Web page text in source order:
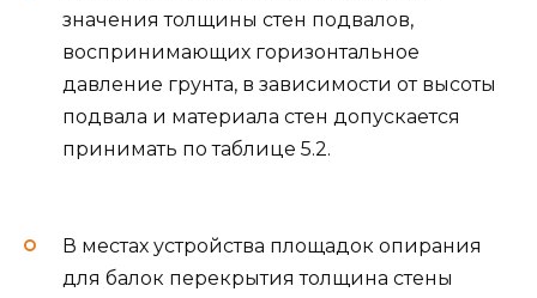
значения толщины стен подвалов,
воспринимающих горизонтальное
давление грунта, в зависимости от высоты
подвала и материала стен допускается
принимать по таблице 5.2.
В местах устройства площадок опирания
для балок перекрытия толщина стены